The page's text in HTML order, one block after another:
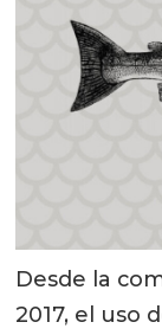
Desde la
2017, el uso